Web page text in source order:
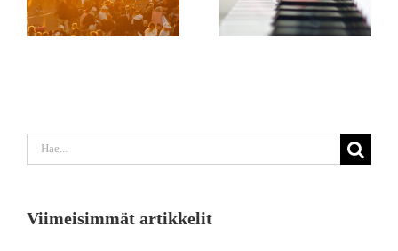
Etsi
Viimeisimmät artikkelit